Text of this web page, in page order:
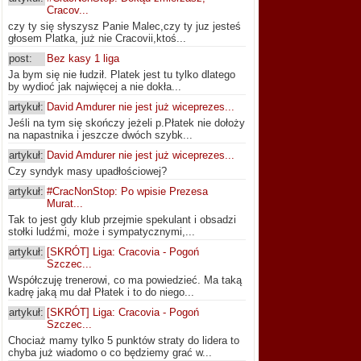
Cracov...
czy ty się słyszysz Panie Malec,czy ty juz jesteś
głosem Platka, już nie Cracovii,ktoś...
post:
Bez kasy 1 liga
Ja bym się nie łudził. Platek jest tu tylko dlatego
by wydioć jak najwięcej a nie dokła...
artykuł: David Amdurer nie jest już wiceprezes...
Jeśli na tym się skończy jeżeli p.Płatek nie dołoży
na napastnika i jeszcze dwóch szybk...
artykuł: David Amdurer nie jest już wiceprezes...
Czy syndyk masy upadłościowej?
artykuł: #CracNonStop: Po wpisie Prezesa
Murat...
Tak to jest gdy klub przejmie spekulant i obsadzi
stołki ludźmi, może i sympatycznymi,...
artykuł: [SKRÓT] Liga: Cracovia - Pogoń
Szczec...
Współczuję trenerowi, co ma powiedzieć. Ma taką
kadrę jaką mu dał Płatek i to do niego...
artykuł: [SKRÓT] Liga: Cracovia - Pogoń
Szczec...
Chociaż mamy tylko 5 punktów straty do lidera to
chyba już wiadomo o co będziemy grać w...